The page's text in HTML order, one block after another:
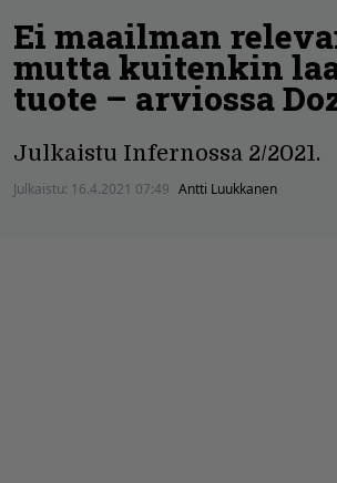
Ei maailman
mutta kuitenkin
tuote – arviossa
Julkaistu Infernossa 2/2021.
Julkaistu: 16.4.2021 07:49 Antti Luukkanen